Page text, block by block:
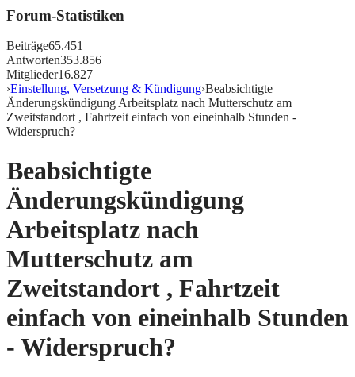
Forum-Statistiken
Beiträge65.451
Antworten353.856
Mitglieder16.827
›Einstellung, Versetzung & Kündigung›Beabsichtigte
Änderungskündigung Arbeitsplatz nach Mutterschutz am
Zweitstandort , Fahrtzeit einfach von eineinhalb Stunden -
Widerspruch?
Beabsichtigte
Änderungskündigung
Arbeitsplatz nach
Mutterschutz am
Zweitstandort , Fahrtzeit
einfach von eineinhalb Stunden
- Widerspruch?